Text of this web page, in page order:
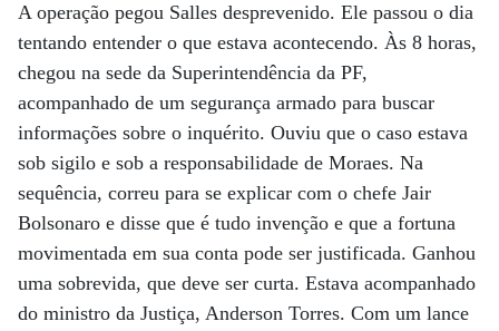
A operação pegou Salles desprevenido. Ele passou o dia
tentando entender o que estava acontecendo. Às 8 horas,
chegou na sede da Superintendência da PF,
acompanhado de um segurança armado para buscar
informações sobre o inquérito. Ouviu que o caso estava
sob sigilo e sob a responsabilidade de Moraes. Na
sequência, correu para se explicar com o chefe Jair
Bolsonaro e disse que é tudo invenção e que a fortuna
movimentada em sua conta pode ser justificada. Ganhou
uma sobrevida, que deve ser curta. Estava acompanhado
do ministro da Justiça, Anderson Torres. Com um lance